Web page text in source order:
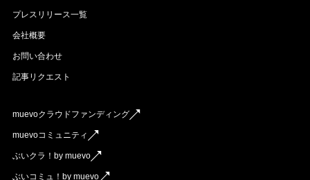
プレスリリース一覧
会社概要
お問い合わせ
記事リクエスト
muevoクラウドファンディング
muevoコミュニティ
ぶいクラ！by muevo
ぶいコミュ！by muevo